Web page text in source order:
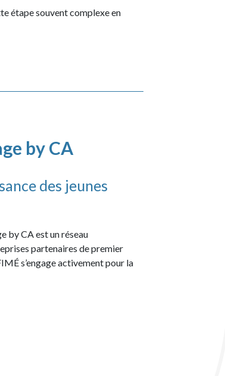
étape souvent complexe en
by CA
des jeunes
by CA est un réseau
partenaires de premier
s’engage activement pour la